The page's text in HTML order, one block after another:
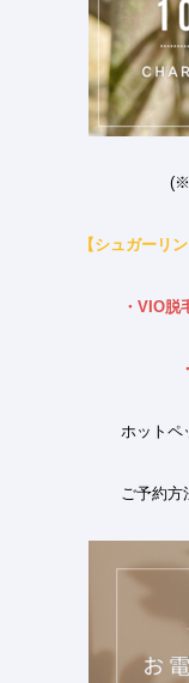
(※
【シュガーリ
・ VIO脱
ホットペ
ご予約方